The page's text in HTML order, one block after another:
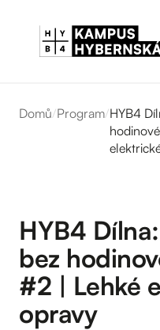
Domů/Program/HYB4
HYB4
bez
#2 | Lehké
opravy